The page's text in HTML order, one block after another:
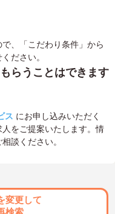
、「こだわり条件」から
ださい。
らうことはできます
ス にお申し込みいただく
をご提案いたします。情
談ください。
変更して
検索